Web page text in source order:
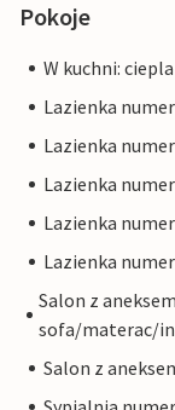
Pokoje
W kuchni:
Lazienka
Lazienka
Lazienka
Lazienka
Lazienka
Salon z
sofa/materac/
Salon z